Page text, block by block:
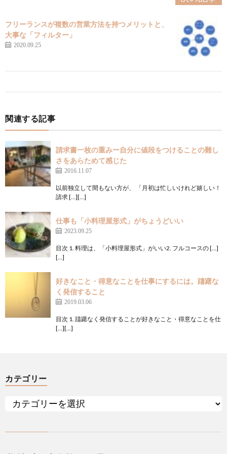
フリーランスが複数の営業方法を持つメリットと、
大事な「フィルター」
2020.09.25
関連する記事
請求書一枚の重みー自分に値段をつけることの難し
さをあらためて感じた
2016.11.07
以前独立して間もない方が、 「月初は忙しいけれど嬉しい！
請求 […][…]
仕事も「小料理屋形式」がちょうどいい
2023.09.25
目次 1. 料理は、「小料理屋形式」がいい2. フルコースの […]
[…]
好きなこと・得意なことを仕事にするには。躊躇な
く発信すること
2019.03.06
目次 1. 躊躇なく発信することが好きなこと・得意なことを仕
[…][…]
カテゴリー